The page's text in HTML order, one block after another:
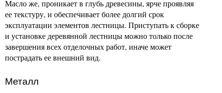
Масло же, проникает в глубь древесины, ярче проявляя
ее текстуру, и обеспечивает более долгий срок
эксплуатации элементов лестницы. Приступать к сборке
и установке деревянной лестницы можно только после
завершения всех отделочных работ, иначе может
пострадать ее внешний вид.
Металл